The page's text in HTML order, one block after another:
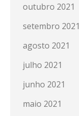
outubro 2021
setembro 2021
agosto 2021
julho 2021
junho 2021
maio 2021